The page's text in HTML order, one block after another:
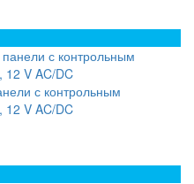
с контрольным
V AC/DC